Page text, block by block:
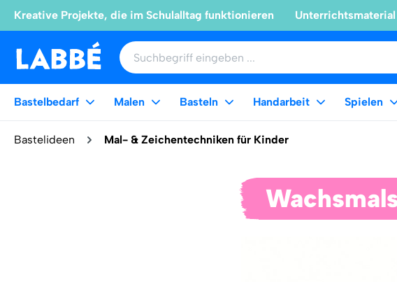
Kreative Projekte, die im Schulalltag funktionieren
Bastelbedarf Malen Basteln Handarbeit Spielen
Bastelideen Mal- & Zeichentechniken für Kinder